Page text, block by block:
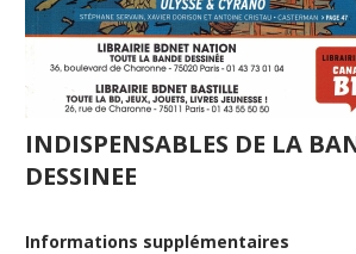
INDISPENSABLES DE LA
DESSINEE
Informations supplémentaires